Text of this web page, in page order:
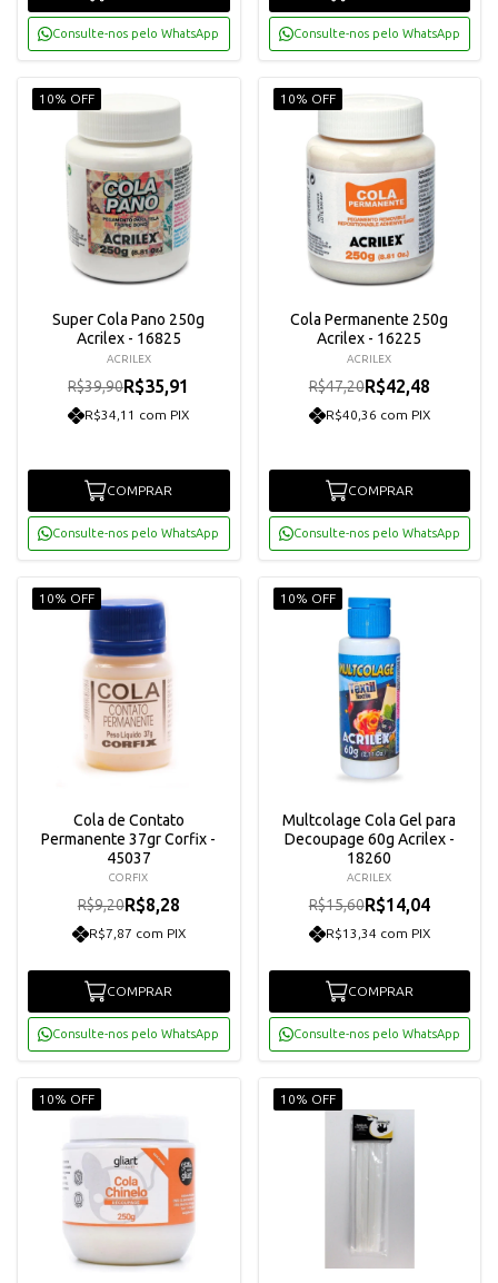
Consulte-nos pelo WhatsApp Consulte-nos pelo WhatsApp
10% OFF
Super Cola Pano 250g
Acrilex - 16825
ACRILEX
R$39,90R$35,91
R$34,11 com PIX
COMPRAR
Consulte-nos pelo WhatsApp
10% OFF
Cola Permanente 250g
Acrilex - 16225
ACRILEX
R$47,20R$42,48
R$40,36 com PIX
COMPRAR
Consulte-nos pelo WhatsApp
10% OFF
Cola de Contato
Permanente 37gr Corfix -
45037
CORFIX
R$9,20R$8,28
R$7,87 com PIX
COMPRAR
Consulte-nos pelo WhatsApp
10% OFF
Multcolage Cola Gel para
Decoupage 60g Acrilex -
18260
ACRILEX
R$15,60R$14,04
R$13,34 com PIX
COMPRAR
Consulte-nos pelo WhatsApp
10% OFF 10% OFF